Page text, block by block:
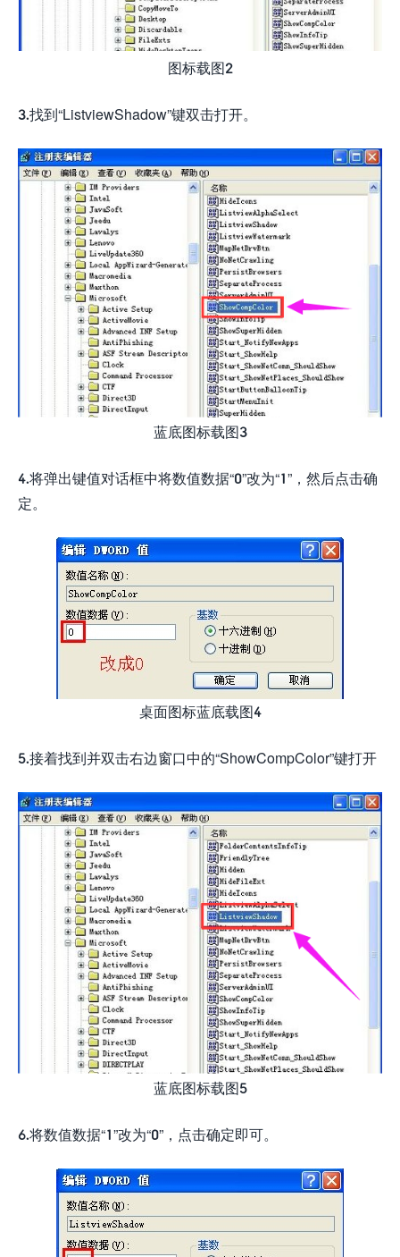
图标载图2
3.找到“ListviewShadow”键双击打开。
蓝底图标载图3
4.将弹出键值对话框中将数值数据“0”改为“1”，然后点击确
定。
桌面图标蓝底载图4
5.接着找到并双击右边窗口中的“ShowCompColor”键打开
蓝底图标载图5
6.将数值数据“1”改为“0”，点击确定即可。